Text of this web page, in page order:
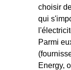
choisir
qui
Parmi
Energy,